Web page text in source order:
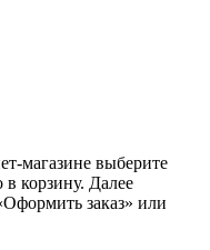
магазине выберите
в корзину. Далее
заказ» или